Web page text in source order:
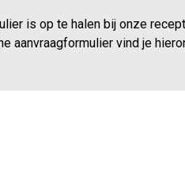
is op te halen bij onze
aanvraagformulier vind je